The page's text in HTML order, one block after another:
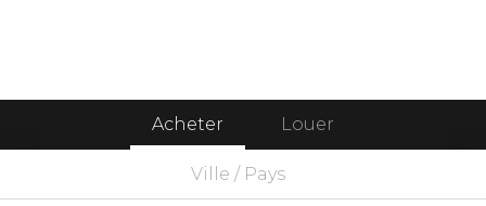
Acheter Louer
Ville / Pays